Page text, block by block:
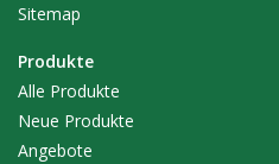
Sitemap
Produkte
Alle Produkte
Neue Produkte
Angebote